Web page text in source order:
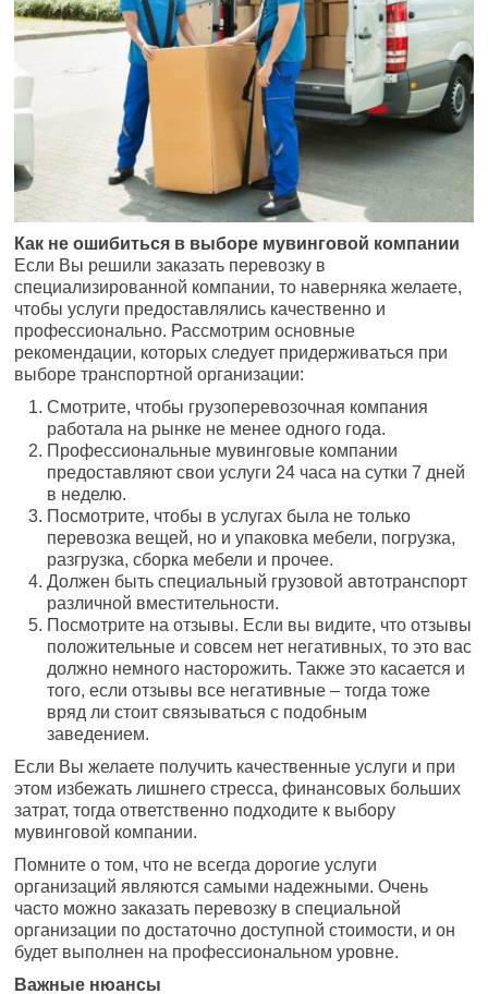
Как не ошибиться в выборе мувинговой компании
Если Вы решили заказать перевозку в
специализированной компании, то наверняка желаете,
чтобы услуги предоставлялись качественно и
профессионально. Рассмотрим основные
рекомендации, которых следует придерживаться при
выборе транспортной организации:
Смотрите, чтобы грузоперевозочная компания
работала на рынке не менее одного года.
Профессиональные мувинговые компании
предоставляют свои услуги 24 часа на сутки 7 дней
в неделю.
Посмотрите, чтобы в услугах была не только
перевозка вещей, но и упаковка мебели, погрузка,
разгрузка, сборка мебели и прочее.
Должен быть специальный грузовой автотранспорт
различной вместительности.
Посмотрите на отзывы. Если вы видите, что отзывы
положительные и совсем нет негативных, то это вас
должно немного насторожить. Также это касается и
того, если отзывы все негативные – тогда тоже
вряд ли стоит связываться с подобным
заведением.
Если Вы желаете получить качественные услуги и при
этом избежать лишнего стресса, финансовых больших
затрат, тогда ответственно подходите к выбору
мувинговой компании.
Помните о том, что не всегда дорогие услуги
организаций являются самыми надежными. Очень
часто можно заказать перевозку в специальной
организации по достаточно доступной стоимости, и он
будет выполнен на профессиональном уровне.
Важные нюансы